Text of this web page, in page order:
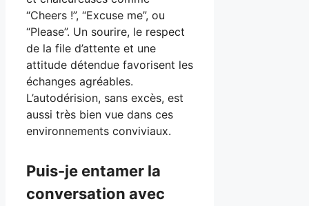
“Cheers !”, “Excuse me”, ou
“Please”. Un sourire, le respect
de la file d’attente et une
attitude détendue favorisent les
échanges agréables.
L’autodérision, sans excès, est
aussi très bien vue dans ces
environnements conviviaux.
Puis-je entamer la
conversation avec